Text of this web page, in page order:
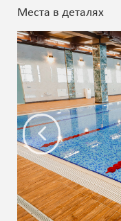
Места в деталях